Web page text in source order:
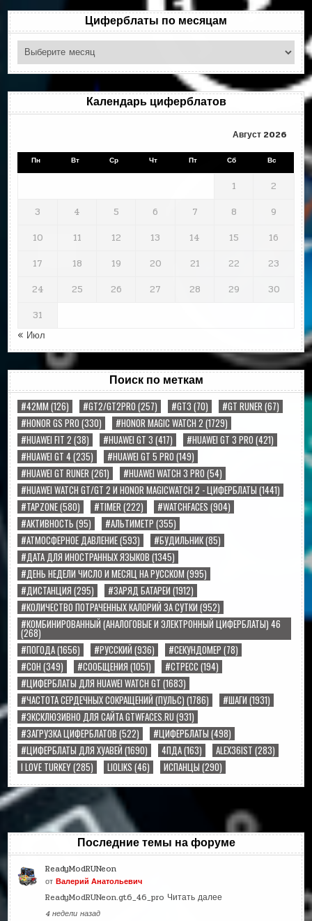
Циферблаты по месяцам
Циферблаты
по
месяцам
Календарь циферблатов
Август 2026
Пн Вт Ср Чт Пт Сб Вс
1
2
3
4 5 6 7 8
9
10
11 12 13 14 15
16
17
18 19 20 21 22
23
24
25 26 27 28 29
30
31
« Июл
Поиск по меткам
#42MM (126) #GT2/GT2PRO (257) #GT3 (70) #GT RUNER(67)
#HONOR GS PRO (330) #HONOR MAGIC WATCH 2 (1729)
#HUAWEI FIT 2 (38) #HUAWEI GT 3 (417) #HUAWEI GT 3 PRO (421)
#HUAWEI GT 4(235) #HUAWEI GT 5 PRO (149)
#HUAWEI GT RUNER(261) #HUAWEI WATCH 3 PRO (54)
#HUAWEI WATCH GT/GT 2 И HONOR MAGICWATCH 2 - ЦИФЕРБЛАТЫ (1441)
#TAPZONE(580) #TIMER(222) #WATCHFACES (904)
#АКТИВНОСТЬ (95) #АЛЬТИМЕТР (355)
#АТМОСФЕРНОЕ ДАВЛЕНИЕ(593) #БУДИЛЬНИК(85)
#ДАТА ДЛЯ ИНОСТРАННЫХ ЯЗЫКОВ (1345)
#ДЕНЬ НЕДЕЛИ ЧИСЛО И МЕСЯЦ НА РУССКОМ (995)
#ДИСТАНЦИЯ (295) #ЗАРЯД БАТАРЕИ (1912)
#КОЛИЧЕСТВО ПОТРАЧЕННЫХ КАЛОРИЙ ЗА СУТКИ (952)
#КОМБИНИРОВАННЫЙ (АНАЛОГОВЫЕ И ЭЛЕКТРОННЫЙ ЦИФЕРБЛАТЫ) 46
(268)
#ПОГОДА(1656) #РУССКИЙ (936) #СЕКУНДОМЕР (78)
#СОН (349) #СООБЩЕНИЯ (1051) #СТРЕСС (194)
#ЦИФЕРБЛАТЫ ДЛЯ HUAWEI WATCH GT (1683)
#ЧАСТОТА СЕРДЕЧНЫХ СОКРАЩЕНИЙ (ПУЛЬС) (1786) #ШАГИ (1931)
#ЭКСКЛЮЗИВНО ДЛЯ САЙТА GTWFACES.RU (931)
#ЗАГРУЗКА ЦИФЕРБЛАТОВ (522) #ЦИФЕРБЛАТЫ (498)
#ЦИФЕРБЛАТЫ ДЛЯ ХУАВЕЙ (1690) 4ПДА(163) ALEX36IST (283)
I LOVE TURKEY(285) LIOLIKS (46) ИСПАНЦЫ (290)
Последние темы на форуме
ReadyModRUNeon
отВалерий Анатольевич
ReadyModRUNeon.gt6_46_pro Читать далее
4 недели назад